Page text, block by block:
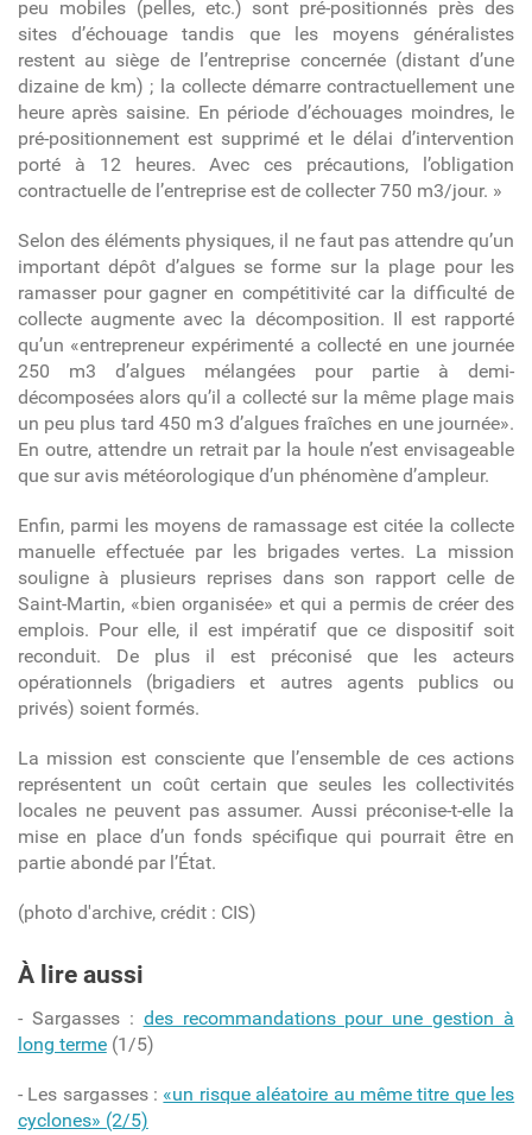
peu mobiles (pelles, etc.) sont pré-positionnés près des
sites d’échouage tandis que les moyens généralistes
restent au siège de l’entreprise concernée (distant d’une
dizaine de km) ; la collecte démarre contractuellement une
heure après saisine. En période d’échouages moindres, le
pré-positionnement est supprimé et le délai d’intervention
porté à 12 heures. Avec ces précautions, l’obligation
contractuelle de l’entreprise est de collecter 750 m3/jour. »
Selon des éléments physiques, il ne faut pas attendre qu’un
important dépôt d’algues se forme sur la plage pour les
ramasser pour gagner en compétitivité car la difficulté de
collecte augmente avec la décomposition. Il est rapporté
qu’un «entrepreneur expérimenté a collecté en une journée
250 m3 d’algues mélangées pour partie à demi-
décomposées alors qu’il a collecté sur la même plage mais
un peu plus tard 450 m3 d’algues fraîches en une journée».
En outre, attendre un retrait par la houle n’est envisageable
que sur avis météorologique d’un phénomène d’ampleur.
Enfin, parmi les moyens de ramassage est citée la collecte
manuelle effectuée par les brigades vertes. La mission
souligne à plusieurs reprises dans son rapport celle de
Saint-Martin, «bien organisée» et qui a permis de créer des
emplois. Pour elle, il est impératif que ce dispositif soit
reconduit. De plus il est préconisé que les acteurs
opérationnels (brigadiers et autres agents publics ou
privés) soient formés.
La mission est consciente que l’ensemble de ces actions
représentent un coût certain que seules les collectivités
locales ne peuvent pas assumer. Aussi préconise-t-elle la
mise en place d’un fonds spécifique qui pourrait être en
partie abondé par l’État.
(photo d'archive, crédit : CIS)
À lire aussi
- Sargasses : des recommandations pour une gestion à
long terme(1/5)
- Les sargasses : «un risque aléatoire au même titre que les
cyclones» (2/5)